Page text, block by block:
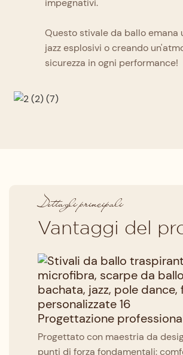
impegnativi.
Questo stivale da ballo
jazz esplosivi o creando
sicurezza in ogni performance!
Dettagli principali
Vantaggi del
Progettazione
Progettato con maestria da
punti di forza fondamentali: